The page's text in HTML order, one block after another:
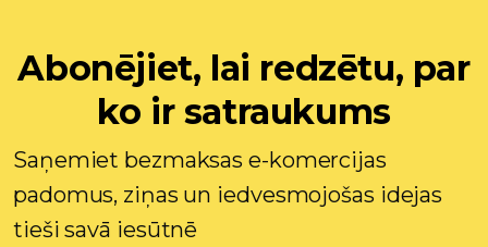
Abonējiet, lai redzētu, par
ko ir satraukums
Saņemiet bezmaksas e-komercijas
padomus, ziņas un iedvesmojošas idejas
tieši savā iesūtnē